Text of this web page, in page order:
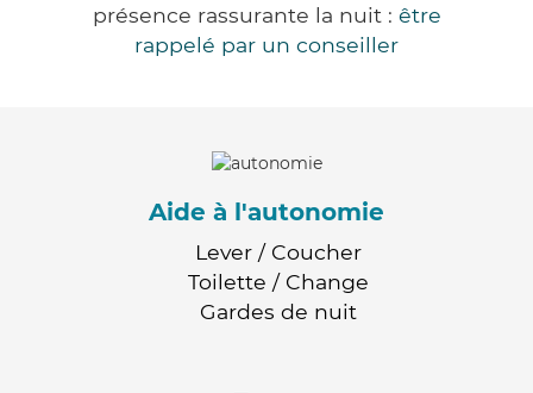
présence rassurante la nuit : être
rappelé par un conseiller
Aide à l'autonomie
Lever / Coucher
Toilette / Change
Gardes de nuit